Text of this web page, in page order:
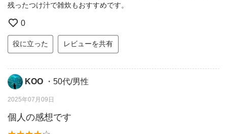
残ったつけ汁で雑炊もおすすめです。
0
役に立った レビューを共有
KOO ・50代/男性
2025年07月09日
個人の感想です